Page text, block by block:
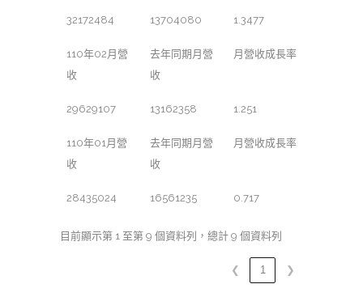
32172484 13704080 1.3477
110年02月營
收
去年同期月營
收
月營收成長率
29629107 13162358 1.251
110年01月營
收
去年同期月營
收
月營收成長率
28435024 16561235 0.717
目前顯示第 1 至第 9 個資料列，總計 9 個資料列
❮ 1 ❯